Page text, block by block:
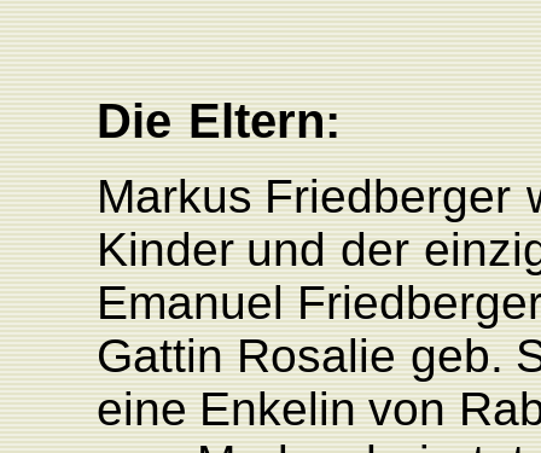
Die Eltern:
Markus Friedberger
Kinder und der
EmanuelF
Gattin Rosalie geb.
eine Enkelin von